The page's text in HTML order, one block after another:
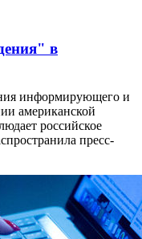
в
информирующего и
американской
российское
пресс-